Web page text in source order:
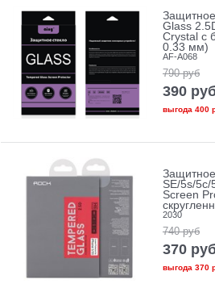
Glass
Crystal с
0.33 мм)
AF-A068
790 руб
390
выгода 400
SE/5s/
Screen
2030
740 руб
370
выгода 370